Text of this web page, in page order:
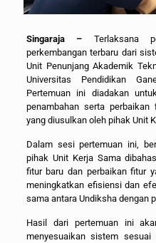
Singaraja – Terlaksana
perkembangan terbaru dari
Unit Penunjang Akademik
Universitas Pendidikan
Pertemuan ini diadakan
penambahan serta
yang diusulkan oleh pihak Unit
Dalam sesi pertemuan ini,
pihak Unit Kerja Sama
fitur baru dan perbaikan fitur
meningkatkan efisiensi dan
sama antara Undiksha dengan
Hasil dari pertemuan ini
menyesuaikan sistem